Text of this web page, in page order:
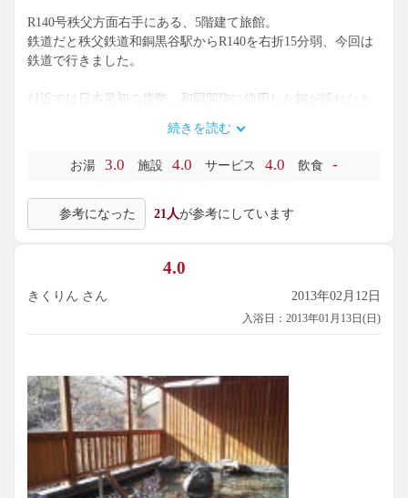
R140号秩父方面右手にある、5階建て旅館。
鉄道だと秩父鉄道和銅黒谷駅からR140を右折15分弱、今回は
鉄道で行きました。
付近では日本最初の貨幣、和同開珎に使用した銅が採れたと
旅館は河岸段丘に建つ為、入口は3階に当たります。
貴重品はこちらへ
>EVで2階へ
>男右へ（宿泊時に男女入れ替えあり：女性浴室は「檜扇」）
>脱衣室：棚籠20数名分、
サウナなし。
浴槽：横広主浴が一つ、気持ちよい熱さの無色透明湯。
先客１名、奥さんとお母さんを連れ立って来たとの事。
露天：秩父蛇紋石の切り石を敷いた岩風呂「岩鏡」。薄茶系
続きを読む
お湯 3.0 施設 4.0 サービス 4.0 飲食 -
参考になった 21人が参考にしています
4.0
きくりん さん 2013年02月12日
入浴日：2013年01月13日(日)